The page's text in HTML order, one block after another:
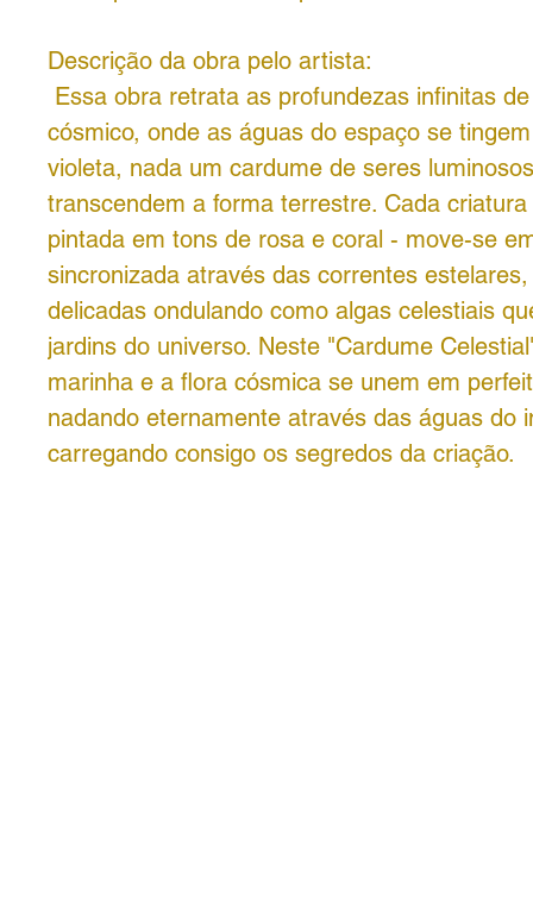
Descrição da obra pelo artista:
Essa obra retrata as profundezas infinitas
cósmico, onde as águas do espaço se
violeta, nada um cardume de seres
transcendem a forma terrestre. Cada
pintada em tons de rosa e coral - move-se
sincronizada através das correntes
delicadas ondulando como algas celestiais
jardins do universo. Neste "Cardume
marinha e a flora cósmica se unem em
nadando eternamente através das águas do
carregando consigo os segredos da criação.